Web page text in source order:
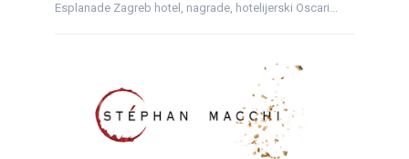
Esplanade Zagreb hotel, nagrade, hotelijerski Oscari...